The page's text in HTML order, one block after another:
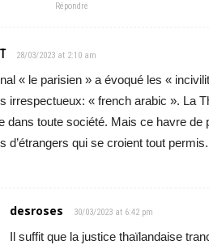
Répondre
28/03/2023 at 2:10 am
« le parisien » a évoqué les «
irrespectueux: « french arabic ». La
dans toute société. Mais ce havre de
d’étrangers qui se croient tout permis.
desroses 30/03/2023 at 6:42 pm
Il suffit que la justice thaïlandaise